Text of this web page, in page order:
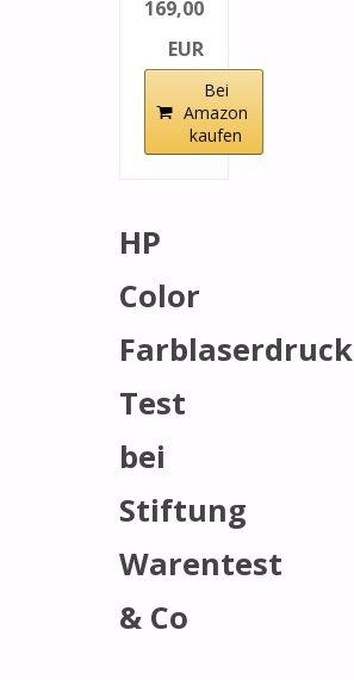
169,00
EUR
Bei
Amazon
kaufen
HP
Color
Test
bei
Stiftung
Warentest
& Co